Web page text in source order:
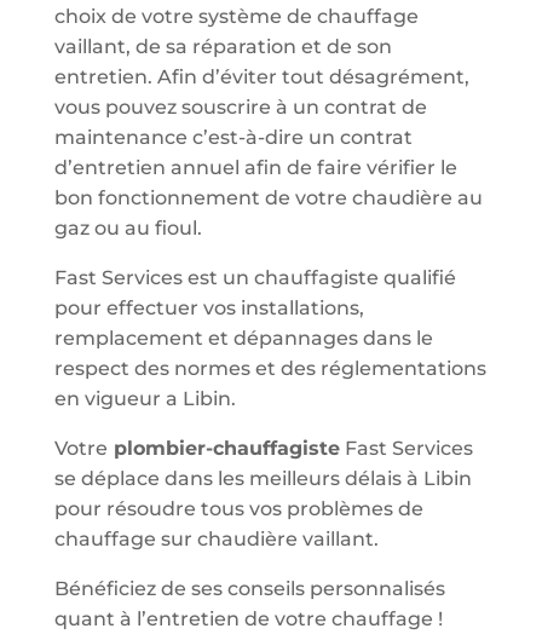
choix de votre système de chauffage
vaillant, de sa réparation et de son
entretien. Afin d’éviter tout désagrément,
vous pouvez souscrire à un contrat de
maintenance c’est-à-dire un contrat
d’entretien annuel afin de faire vérifier le
bon fonctionnement de votre chaudière au
gaz ou au fioul.
Fast Services est un chauffagiste qualifié
pour effectuer vos installations,
remplacement et dépannages dans le
respect des normes et des réglementations
en vigueur a Libin.
Votre plombier-chauffagisteFast Services
se déplace dans les meilleurs délais à Libin
pour résoudre tous vos problèmes de
chauffage sur chaudière vaillant.
Bénéficiez de ses conseils personnalisés
quant à l’entretien de votre chauffage !